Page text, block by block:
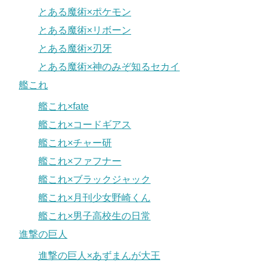
とある魔術×ポケモン
とある魔術×リボーン
とある魔術×刃牙
とある魔術×神のみぞ知るセカイ
艦これ
艦これ×fate
艦これ×コードギアス
艦これ×チャー研
艦これ×ファフナー
艦これ×ブラックジャック
艦これ×月刊少女野崎くん
艦これ×男子高校生の日常
進撃の巨人
進撃の巨人×あずまんが大王